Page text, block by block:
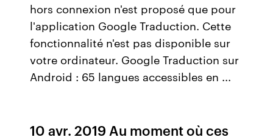
hors connexion n'est proposé que pour
l'application Google Traduction. Cette
fonctionnalité n'est pas disponible sur
votre ordinateur. Google Traduction sur
Android : 65 langues accessibles en ...
10 avr. 2019 Au moment où ces